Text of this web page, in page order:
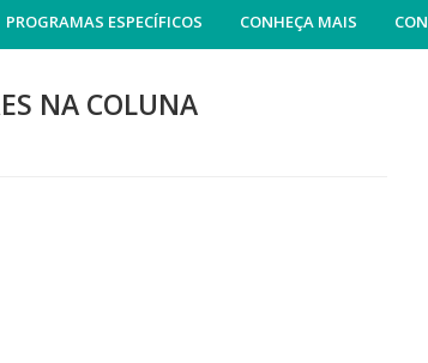
PROGRAMAS ESPECÍFICOS CONHEÇA MAIS
NA COLUNA